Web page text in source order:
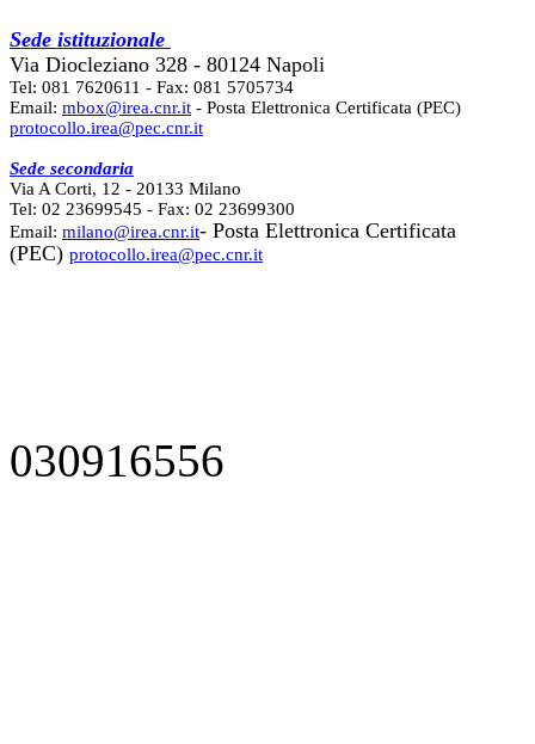
Sede istituzionale
Via Diocleziano 328 - 80124 Napoli
Tel: 081 7620611 - Fax: 081 5705734
Email: mbox@irea.cnr.it - Posta Elettronica Certificata (PEC)
protocollo.irea@pec.cnr.it
Sede secondaria
Via A Corti, 12 - 20133 Milano
Tel: 02 23699545 - Fax: 02 23699300
Email: milano@irea.cnr.it- Posta Elettronica Certificata
(PEC) protocollo.irea@pec.cnr.it
030916556